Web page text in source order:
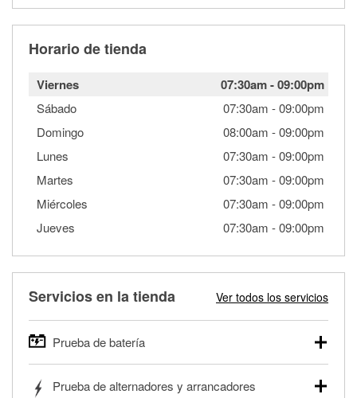
Horario de tienda
Viernes 07:30am-09:00pm
Sábado 07:30am -09:00pm
Domingo
08:00am -09:00pm
Lunes
07:30am -09:00pm
Martes
07:30am -09:00pm
Miércoles
07:30am -09:00pm
Jueves
07:30am -09:00pm
Servicios en la tienda Ver todos los servicios
Prueba de batería
autos, camionetas, SUVs, vehículos comerciales y
Prueba de alternadores y arrancadores